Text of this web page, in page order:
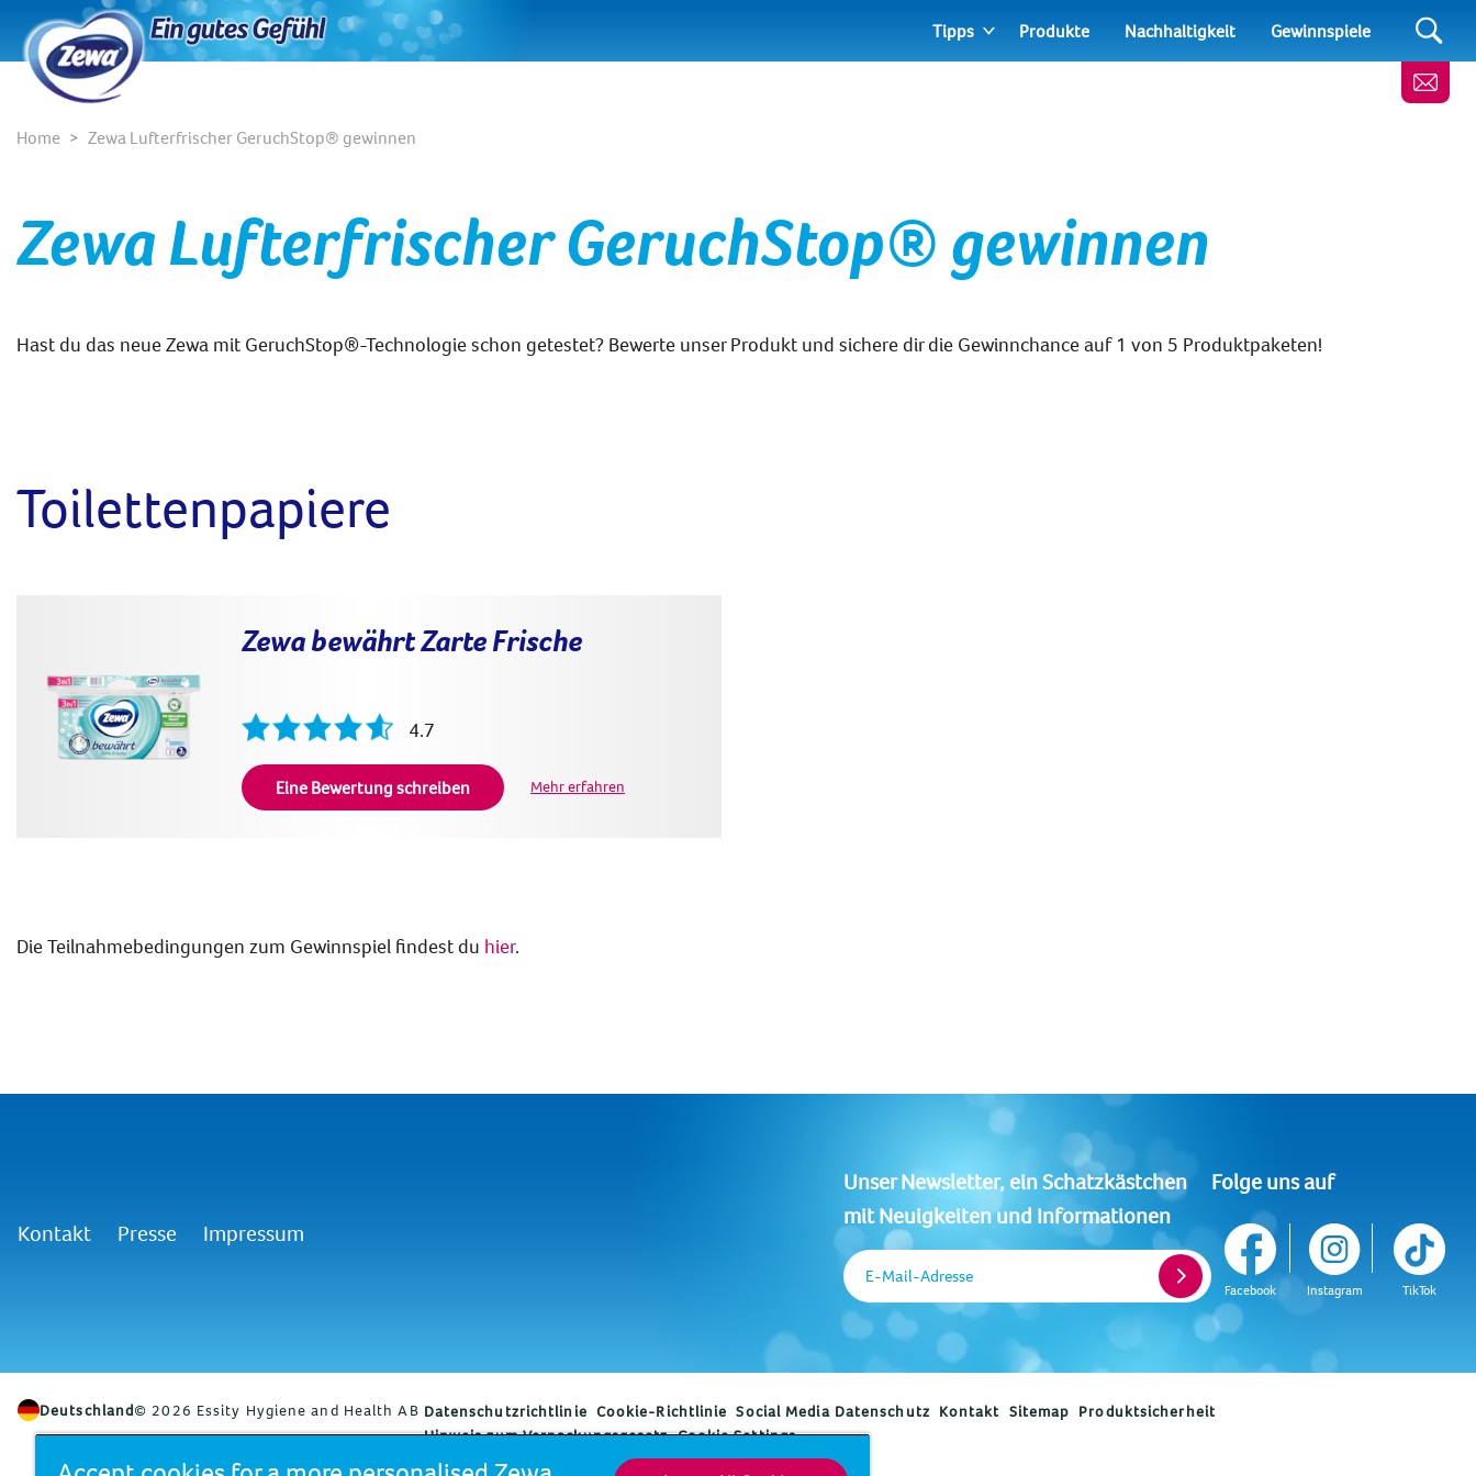
Tipps Produkte Nachhaltigkeit Gewinnspiele
Home Zewa Lufterfrischer GeruchStop® gewinnen
Zewa Lufterfrischer GeruchStop® gewinnen
Hast du das neue Zewa mit GeruchStop®-Technologie schon getestet? Bewerte unser Produkt und sichere dir die Gewinnchanceauf 1 von 5 Produktpaketen!
Toilettenpapiere
Zewa bewährt Zarte Frische
4.7
Eine Bewertung schreiben Mehr erfahren
Die Teilnahmebedingungen zum Gewinnspiel findest du hier.
Kontakt Presse Impressum
Unser Newsletter, ein Schatzkästchen
mit Neuigkeiten und Informationen
E-Mail-Adresse
Folge uns auf
Facebook Instagram TikTok
Deutschland© 2026 Essity Hygiene and Health AB Datenschutzrichtlinie Cookie-Richtlinie Social Media Datenschutz Kontakt Sitemap Produktsicherheit
Hinweis zum Verpackungsgesetz Cookie Settings